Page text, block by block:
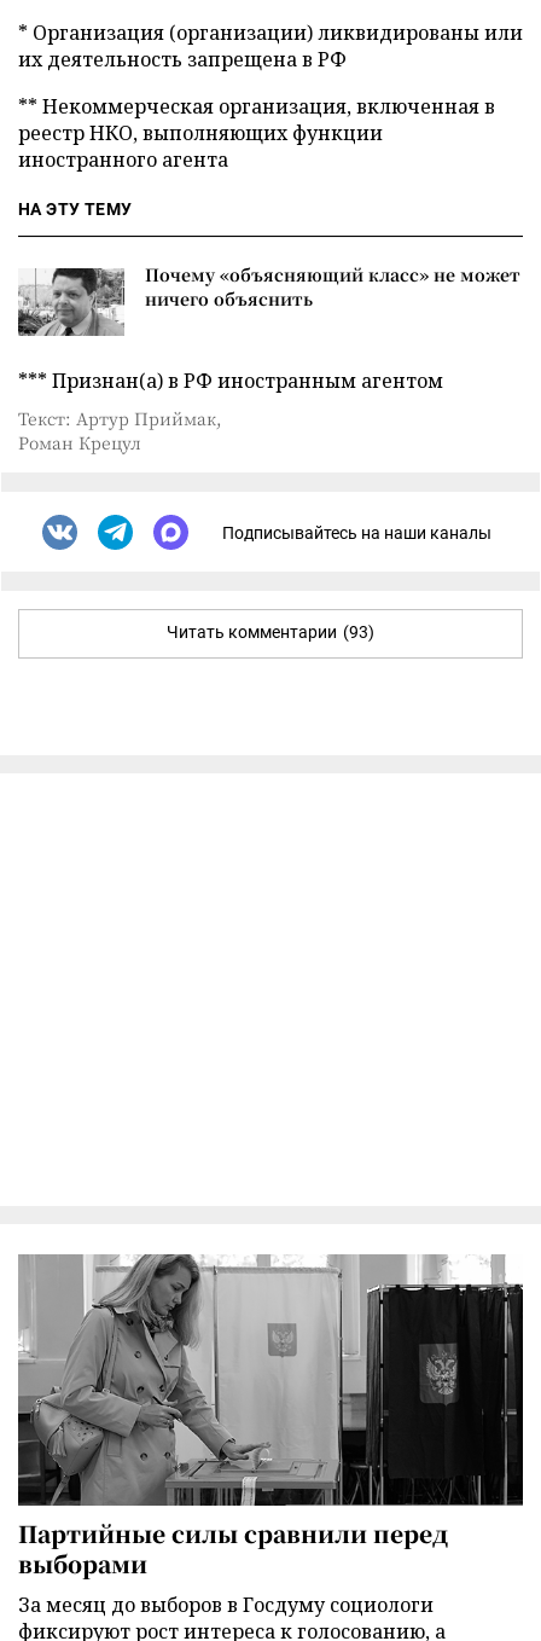
* Организация (организации) ликвидированы или
их деятельность запрещена в РФ
** Некоммерческая организация, включенная в
реестр НКО, выполняющих функции
иностранного агента
НА ЭТУ ТЕМУ
Почему «объясняющий класс» не может
ничего объяснить
*** Признан(а) в РФ иностранным агентом
Текст: Артур Приймак,
Роман Крецул
Подписывайтесь на наши каналы
Читать комментарии (93)
Партийные силы сравнили перед
выборами
За месяц до выборов в Госдуму социологи
фиксируют рост интереса к голосованию, а